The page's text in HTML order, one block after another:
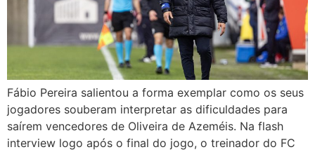
Fábio Pereira salientou a forma exemplar como os seus
jogadores souberam interpretar as dificuldades para
saírem vencedores de Oliveira de Azeméis. Na flash
interview logo após o final do jogo, o treinador do FC